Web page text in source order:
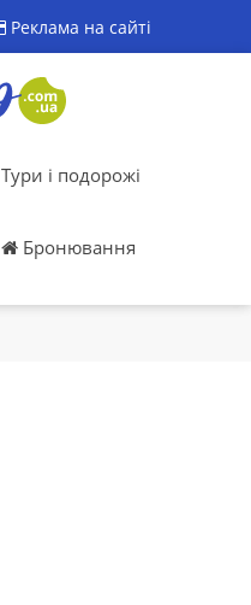
Реклама на сайті
Тури і подорожі
Бронювання